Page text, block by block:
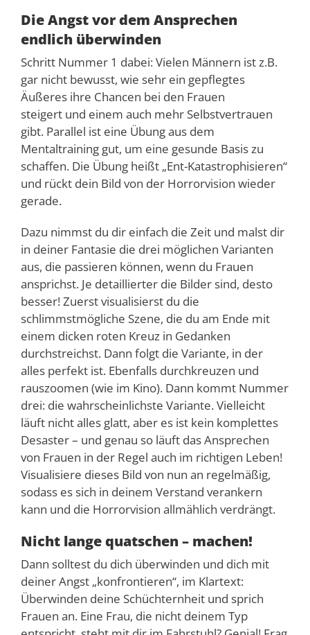
Die Angst vor dem Ansprechen
endlich überwinden
Schritt Nummer 1 dabei: Vielen Männern ist z.B.
gar nicht bewusst, wie sehr ein gepflegtes
Äußeres ihre Chancen bei den Frauen
steigert und einem auch mehr Selbstvertrauen
gibt. Parallel ist eine Übung aus dem
Mentaltraining gut, um eine gesunde Basis zu
schaffen. Die Übung heißt „Ent-Katastrophisieren“
und rückt dein Bild von der Horrorvision wieder
gerade.
Dazu nimmst du dir einfach die Zeit und malst dir
in deiner Fantasie die drei möglichen Varianten
aus, die passieren können, wenn du Frauen
ansprichst. Je detaillierter die Bilder sind, desto
besser! Zuerst visualisierst du die
schlimmstmögliche Szene, die du am Ende mit
einem dicken roten Kreuz in Gedanken
durchstreichst. Dann folgt die Variante, in der
alles perfekt ist. Ebenfalls durchkreuzen und
rauszoomen (wie im Kino). Dann kommt Nummer
drei: die wahrscheinlichste Variante. Vielleicht
läuft nicht alles glatt, aber es ist kein komplettes
Desaster – und genau so läuft das Ansprechen
von Frauen in der Regel auch im richtigen Leben!
Visualisiere dieses Bild von nun an regelmäßig,
sodass es sich in deinem Verstand verankern
kann und die Horrorvision allmählich verdrängt.
Nicht lange quatschen – machen!
Dann solltest du dich überwinden und dich mit
deiner Angst „konfrontieren“, im Klartext:
Überwinden deine Schüchternheit und sprich
Frauen an. Eine Frau, die nicht deinem Typ